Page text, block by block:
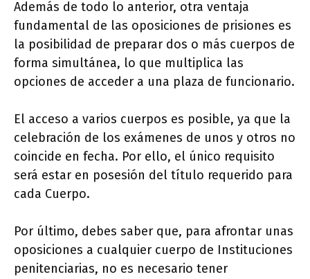
Además de todo lo anterior, otra ventaja
fundamental de las oposiciones de prisiones es
la posibilidad de preparar dos o más cuerpos de
forma simultánea, lo que multiplica las
opciones de acceder a una plaza de funcionario.
El acceso a varios cuerpos es posible, ya que la
celebración de los exámenes de unos y otros no
coincide en fecha. Por ello, el único requisito
será estar en posesión del título requerido para
cada Cuerpo.
Por último, debes saber que, para afrontar unas
oposiciones a cualquier cuerpo de Instituciones
penitenciarias, no es necesario tener